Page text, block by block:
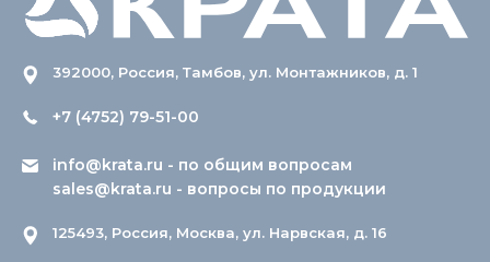
392000, Россия, Тамбов, ул. Монтажников, д. 1
+7 (4752) 79-51-00
info@krata.ru - по общим вопросам
sales@krata.ru - вопросы по продукции
125493, Россия, Москва, ул. Нарвская, д. 16